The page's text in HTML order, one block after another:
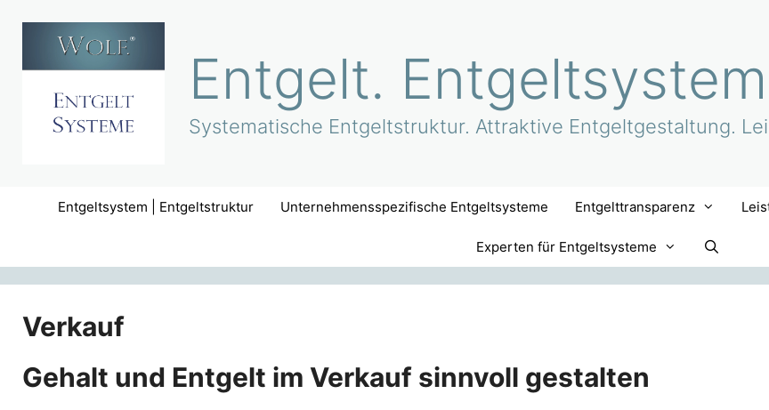
springen
Entgelt.
Systematische Entgeltstruktur. Attraktive Entgeltgestaltung.
Entgeltsystem | Entgeltstruktur Unternehmensspezifische Entgeltsysteme Entgelttransparenz
Experten für Entgeltsysteme
Verkauf
Gehalt und Entgelt im Verkauf sinnvoll gestalten